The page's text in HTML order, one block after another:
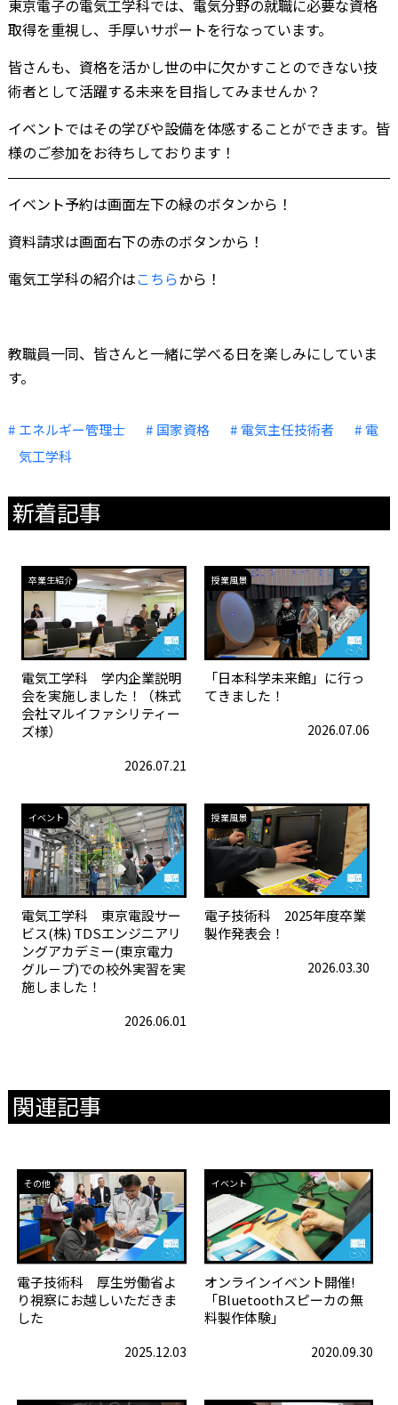
東京電子の電気工学科では、電気分野の就職に必要な資格
取得を重視し、手厚いサポートを行なっています。
皆さんも、資格を活かし世の中に欠かすことのできない技
術者として活躍する未来を目指してみませんか？
イベントではその学びや設備を体感することができます。皆
様のご参加をお待ちしております！
イベント予約は画面左下の緑のボタンから！
資料請求は画面右下の赤のボタンから！
電気工学科の紹介はこちらから！
教職員一同、皆さんと一緒に学べる日を楽しみにしていま
す。
エネルギー管理士 国家資格 電気主任技術者
電
気工学科
新着記事
卒業生紹介
電気工学科 学内企業説明
会を実施しました！（株式
会社マルイファシリティー
ズ様）
2026.07.21
授業風景
「日本科学未来館」に行っ
てきました！
2026.07.06
イベント
電気工学科 東京電設サー
ビス(株) TDSエンジニアリ
ングアカデミー(東京電力
グル－プ)での校外実習を実
施しました！
2026.06.01
授業風景
電子技術科 2025年度卒業
製作発表会！
2026.03.30
関連記事
その他
電子技術科 厚生労働省よ
り視察にお越しいただきま
した
2025.12.03
イベント
オンラインイベント開催!
「Bluetoothスピーカの無
料製作体験」
2020.09.30